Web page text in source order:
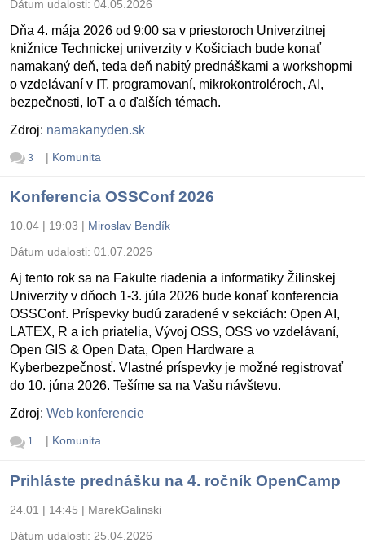
Dátum udalosti: 04.05.2026
Dňa 4. mája 2026 od 9:00 sa v priestoroch Univerzitnej
knižnice Technickej univerzity v Košiciach bude konať
namakaný deň, teda deň nabitý prednáškami a workshopmi
o vzdelávaní v IT, programovaní, mikrokontroléroch, AI,
bezpečnosti, IoT a o ďalších témach.
Zdroj: namakanyden.sk
3 | Komunita
Konferencia OSSConf 2026
10.04 | 19:03 | Miroslav Bendík
Dátum udalosti: 01.07.2026
Aj tento rok sa na Fakulte riadenia a informatiky Žilinskej
Univerzity v dňoch 1-3. júla 2026 bude konať konferencia
OSSConf. Príspevky budú zaradené v sekciách: Open AI,
LATEX, R a ich priatelia, Vývoj OSS, OSS vo vzdelávaní,
Open GIS & Open Data, Open Hardware a
Kyberbezpečnosť. Vlastné príspevky je možné registrovať
do 10. júna 2026. Tešíme sa na Vašu návštevu.
Zdroj: Web konferencie
1 | Komunita
Prihláste prednášku na 4. ročník OpenCamp
24.01 | 14:45 | MarekGalinski
Dátum udalosti: 25.04.2026